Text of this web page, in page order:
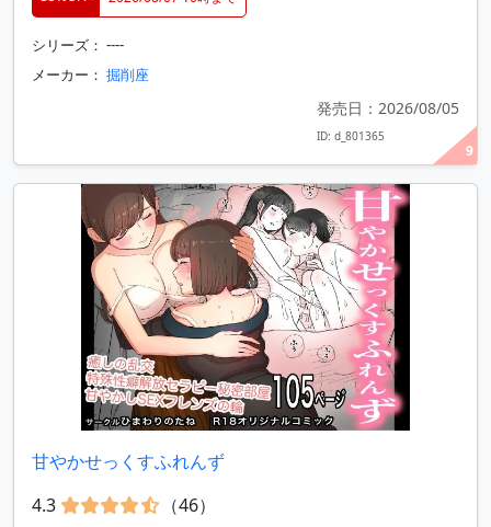
9
シリーズ： ----
メーカー： 掘削座
発売日：2026/08/05
ID: d_801365
甘やかせっくすふれんず
4.3
（46）